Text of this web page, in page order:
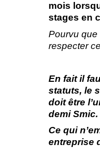
mois
stages en
Pourvu que
respecter
En fait il
statuts, le
doit être
demi Smic.
Ce qui
entreprise